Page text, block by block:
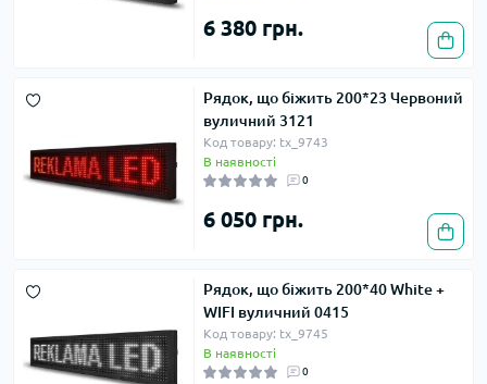
6 380 грн.
Рядок, що біжить 200*23 Червоний
вуличний 3121
Код товару: tx_9743
В наявності
0
6 050 грн.
Рядок, що біжить 200*40 White +
WIFI вуличний 0415
Код товару: tx_9745
В наявності
0